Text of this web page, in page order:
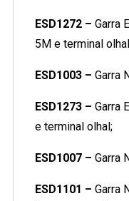
ESD1272 – Garra
5M e terminal
ESD1003 – Garra
ESD1273 – Garra
e terminal olhal;
ESD1007 – Garra
ESD1101 – Garra